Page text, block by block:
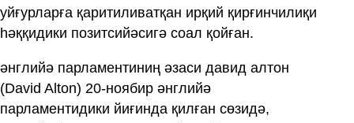
уйғурларға қаритиливатқан ирқий қирғинчилиқи
һәққидики позитсийәсигә соал қойған.
әнглийә парламентиниң әзаси давид алтон
(David Alton) 20-ноябир әнглийә
парламентидики йиғинда қилған сөзидә,